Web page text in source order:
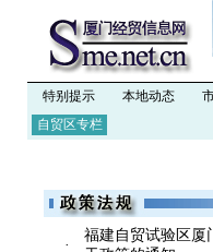
特别提示 本地动态
自贸区专栏
·
福建自贸试验区厦